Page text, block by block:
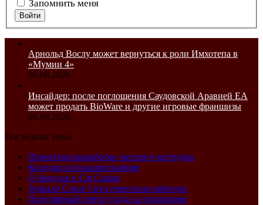
Запомнить меня
Войти
Арнольд Вослу может вернуться к роли Имхотепа в
«Мумии 4»
06.08.2026
Инсайдер: после поглощения Саудовской Аравией EA
может продать BioWare и другие игровые франшизы
06.08.2026
Последние темы
Проектная разработка частного коттеджа
Колодки в большом выборе
О бонусах в Cat Casino
Зеркало Спин Сити перестало работать
Популярный центр ухода за пожилыми